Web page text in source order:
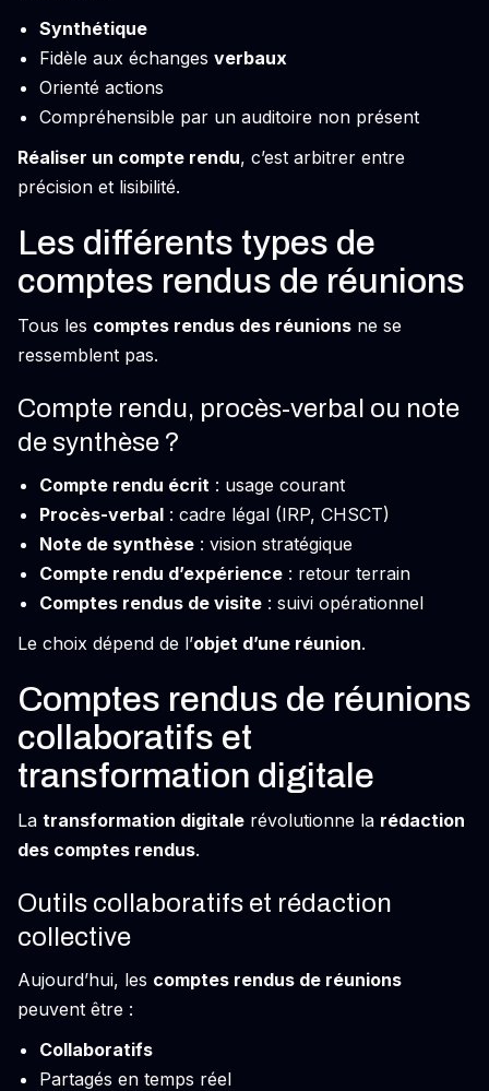
Synthétique
Fidèle aux échanges verbaux
Orienté actions
Compréhensible par un auditoire non présent
Réaliser un compte rendu, c’est arbitrer entre
précision et lisibilité.
Les différents types de
comptes rendus de réunions
Tous les comptes rendus des réunions ne se
ressemblent pas.
Compte rendu, procès-verbal ou note
de synthèse ?
Compte rendu écrit : usage courant
Procès-verbal : cadre légal (IRP, CHSCT)
Note de synthèse : vision stratégique
Compte rendu d’expérience : retour terrain
Comptes rendus de visite : suivi opérationnel
Le choix dépend de l’objet d’une réunion.
Comptes rendus de réunions
collaboratifs et
transformation digitale
La transformation digitale révolutionne la rédaction
des comptes rendus.
Outils collaboratifs et rédaction
collective
Aujourd’hui, les comptes rendus de réunions
peuvent être :
Collaboratifs
Partagés en temps réel